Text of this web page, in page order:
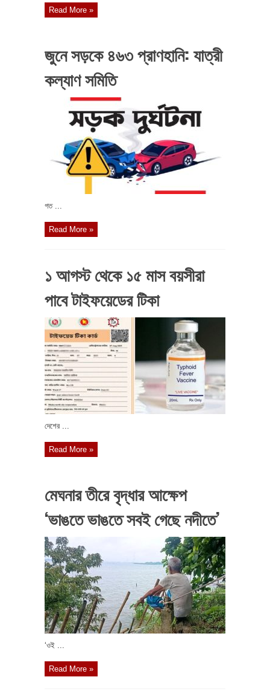
Read More »
জুনে সড়কে ৪৬৩ প্রাণহানি: যাত্রী
কল্যাণ সমিতি
গত ...
Read More »
১ আগস্ট থেকে ১৫ মাস বয়সীরা
পাবে টাইফয়েডের টিকা
দেশের ...
Read More »
মেঘনার তীরে বৃদ্ধার আক্ষেপ
‘ভাঙতে ভাঙতে সবই গেছে নদীতে’
‘ওই ...
Read More »